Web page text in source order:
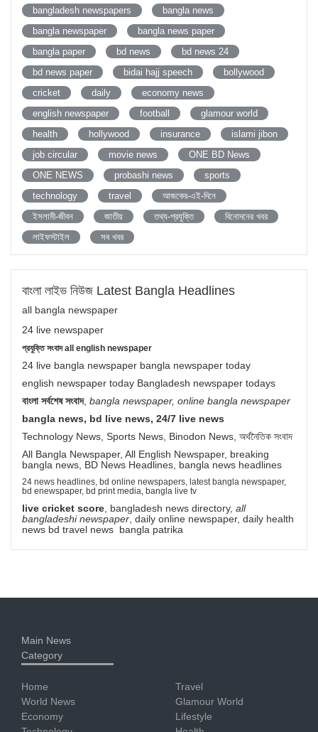
bangladesh newspapers
bangla news
bangla newspaper
bangla news paper
bangla paper
bd news
bd news 24
bd news paper
bidai hajj speech
bollywood
cricket
daily
economy news
english newspaper
football
glamour world
health
hollywood insurance
islami jibon
job circular
movie news
ONE BD News
ONE NEWS
probashi news
sports
technology
travel
আজকের-এই-দিনে
ইসলামী-জীবন
জাতীয় তথ্য-প্রযুক্তি
বিনোদনের খবর
লাইফস্টাইল
সব খবর
বাংলা লাইভ নিউজ Latest Bangla Headlines
all bangla newspaper
24 live newspaper
প্রযুক্তি সংবাদ all english newspaper
24 live bangla newspaper bangla newspaper today
english newspaper today Bangladesh newspaper todays
বাংলা সর্বশেষ সংবাদ, bangla newspaper, online bangla newspaper
bangla news, bd live news, 24/7 live news
Technology News, Sports News, Binodon News, অর্থনৈতিক সংবাদ
All Bangla Newspaper, All English Newspaper, breaking
bangla news, BD News Headlines, bangla news headlines
24 news headlines, bd online newspapers, latest bangla newspaper,
bd enewspaper, bd print media, bangla live tv
live cricket score , bangladesh news directory, all
bangladeshi newspaper , daily online newspaper, daily health
news bd travel news bangla patrika
Main News
Category
Home
World News
Economy
Travel
Glamour World
Lifestyle